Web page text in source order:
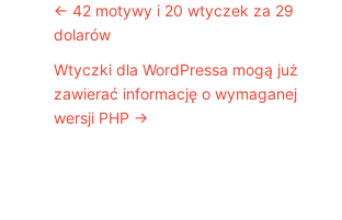
Post navigation
← 42 motywy i 20 wtyczek za 29
dolarów
Wtyczki dla WordPressa mogą już
zawierać informację o wymaganej
wersji PHP →